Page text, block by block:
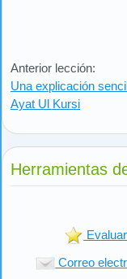
Anterior lección:
Una explicación
Ayat Ul Kursi
Herramientas
Evaluar
Correo